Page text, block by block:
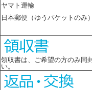
ヤマト運輸
日本郵便（ゆうパケットのみ）
領収書は、ご希望の方のみ同
い。